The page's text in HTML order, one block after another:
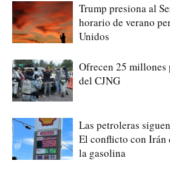
Trump presiona al
horario de verano
Unidos
Ofrecen 25
del CJNG
Las petroleras
El conflicto con Irán
la gasolina